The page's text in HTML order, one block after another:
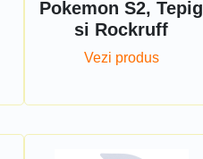
Pokemon S2, Tepig
si Rockruff
Vezi produs